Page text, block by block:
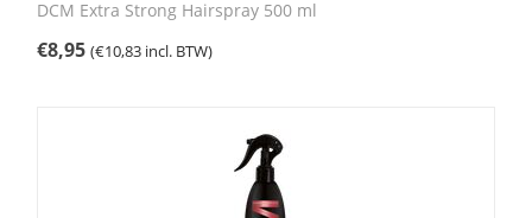
DCM Extra Strong Hairspray 500 ml
€8,95 (€10,83 incl. BTW)